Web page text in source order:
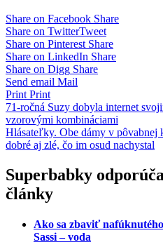
Share on Facebook Share
Share on TwitterTweet
Share on Pinterest Share
Share on LinkedIn Share
Share on Digg Share
Send email Mail
Print Print
Navigácia
v
článku
71-ročná Suzy dobyla internet
vzorovými kombináciami
Hlásateľky. Obe dámy v pôvabnej
dobré aj zlé, čo im osud nachystal
Superbabky
články
Ako sa zbaviť
Sassi – voda